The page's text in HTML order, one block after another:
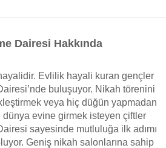
Dairesi Hakkında
Evlilik hayali kuran gençler
buluşuyor. Nikah törenini
veya hiç düğün yapmadan
evine girmek isteyen çiftler
sayesinde mutluluğa ilk adımı
Geniş nikah salonlarına sahip